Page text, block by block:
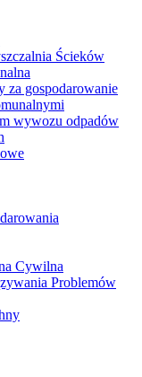
Ścieków
za gospodarowanie
wywozu odpadów
Cywilna
Problemów